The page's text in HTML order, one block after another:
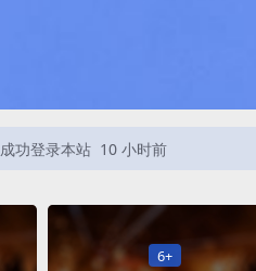
成功登录本站 10 小时前
6+